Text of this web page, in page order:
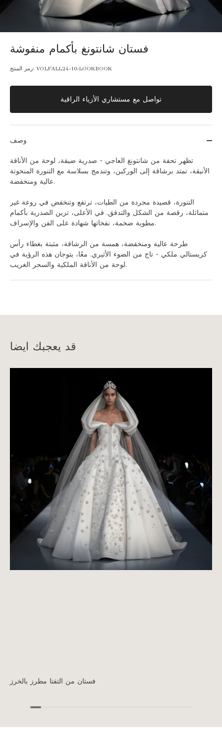
فستان شانتونغ بأكمام منفوشة
رمز المنتج: VOLFALL24-10-LOOKBOOK
تواصل مع مستشاري الأزياء الراقية
وصف
تظهر تحفة من شانتونغ العاجي - صدرية ضيقة، لوحة من الأناقة
الأنيقة، تمتد برشاقة إلى الوركين، وتندمج بسلاسة مع التنورة المنحوتة
عالية ومنخفضة.
التنورة، قصيدة مجردة من الطيات، ترتفع وتنخفض في روعة غير
متماثلة، رقصة من الشكل والتدفق. في الأعلى، تزين الصدرية بأكمام
مطوية ضخمة، نفخاتها شهادة على الفن والإسراف.
طرحة عالية ومنخفضة، همسة من الرشاقة، مثبتة بغطاء رأس
كريستالي ملكي - تاج من الضوء الأثيري. معًا، يتوجان هذه الرؤية في
لوحة من الأناقة الملكية والسحر الغريب.
قد يعجبك ايضا
فستان من التفتا مطرز بالخرز